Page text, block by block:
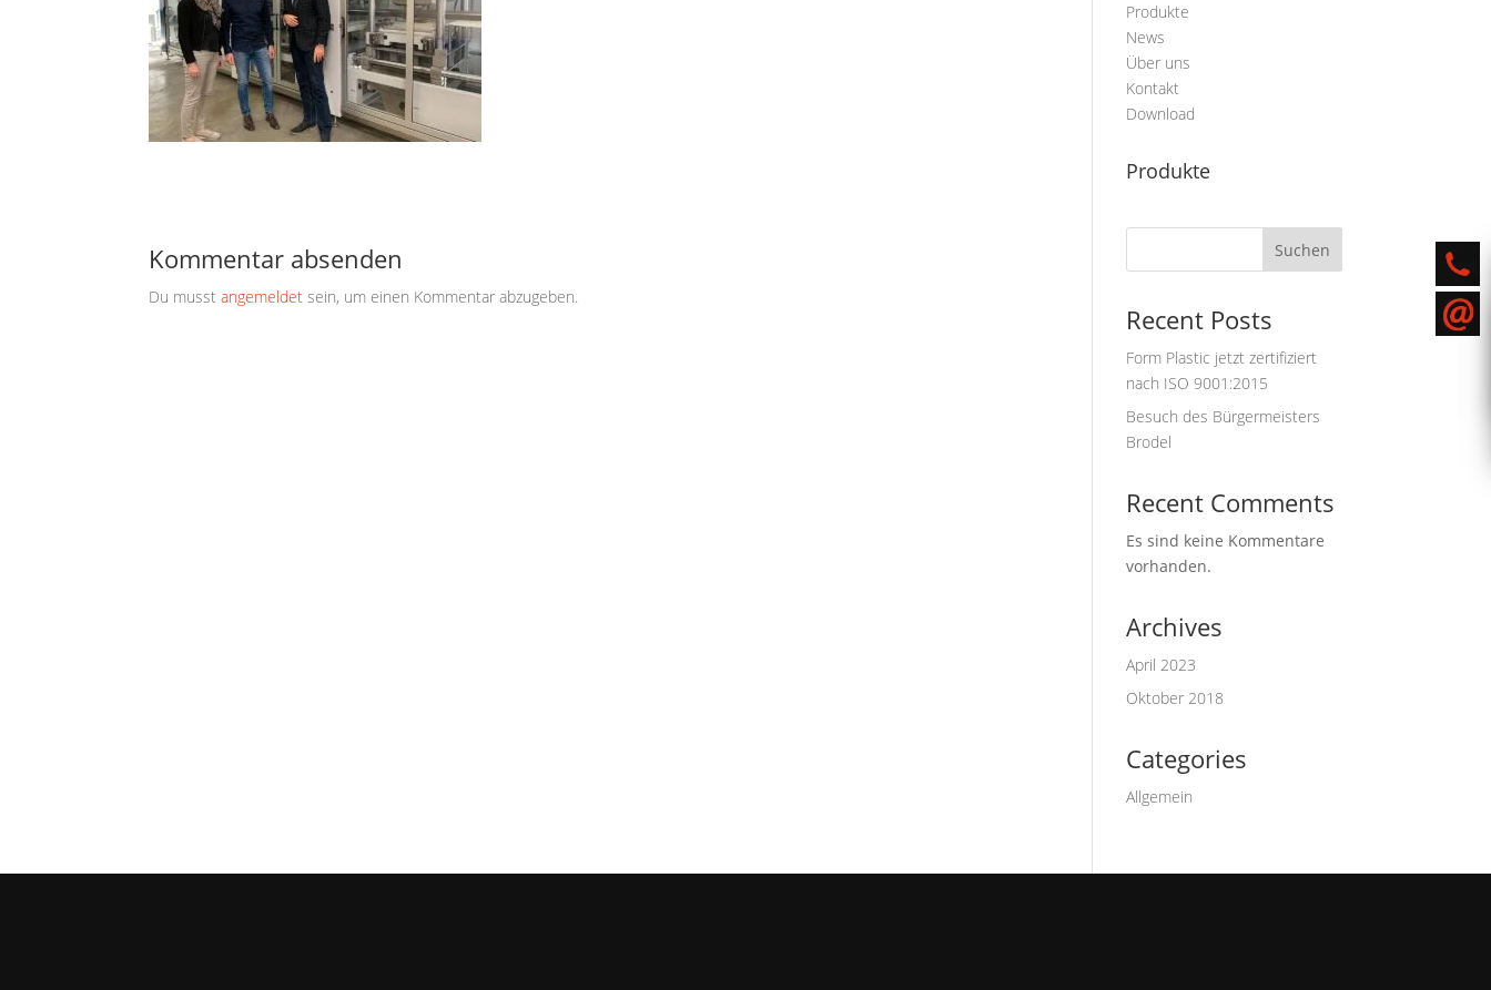
Kommentar absenden
Du musstangemeldet sein, um einen Kommentar abzugeben.
Produkte
News
Über uns
Kontakt
Download
Produkte
Suchen
Recent Posts
Form Plastic jetzt zertifiziert
nach ISO 9001:2015
Besuch des Bürgermeisters
Brodel
Recent Comments
Es sind keine Kommentare
vorhanden.
Archives
April 2023
Oktober 2018
Categories
Allgemein